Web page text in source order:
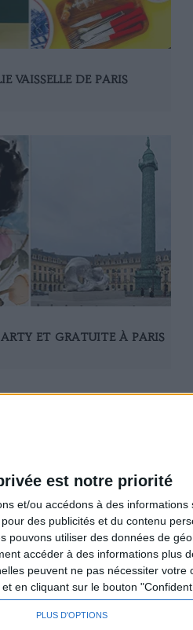
est notre priorité
et/ou accédons à des
des publicités et du contenu
pouvons utiliser des données de
accéder à des informations
peuvent ne pas nécessiter
en cliquant sur le bouton
PLUS D'OPTIONS
VAISSELLE DE PARIS
ET GRATUITE À PARIS
S'inscrire à la
Se désinscrire